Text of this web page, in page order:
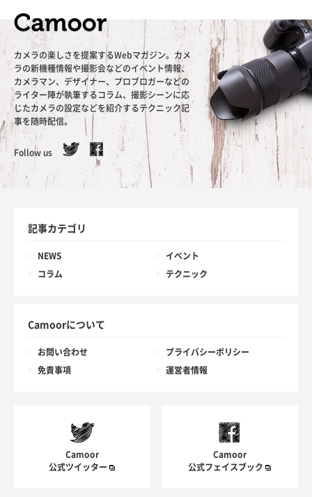
カメラの楽しさを提案するWebマガジン。カメ
ラの新機種情報や撮影会などのイベント情報、
カメラマン、デザイナー、プロブロガーなどの
ライター陣が執筆するコラム、撮影シーンに応
じたカメラの設定などを紹介するテクニック記
事を随時配信。
Follow us
記事カテゴリ
NEWS イベント
コラム テクニック
Camoorについて
お問い合わせ プライバシーポリシー
免責事項 運営者情報
Camoor
公式ツイッター
Camoor
公式フェイスブック